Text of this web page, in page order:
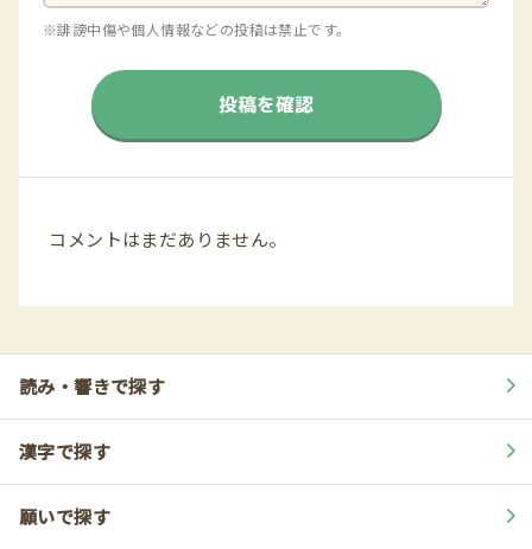
※誹謗中傷や個人情報などの投稿は禁止です。
投稿を確認
コメントはまだありません。
読み・響きで探す
漢字で探す
願いで探す